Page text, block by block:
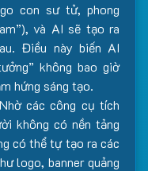
con sư tử, phong
và AI sẽ tạo ra
Điều này biến AI
không bao giờ
hứng sáng tạo.
các công cụ tích
không có nền tảng
có thể tự tạo ra các
logo, banner quảng